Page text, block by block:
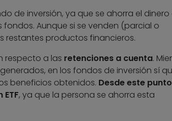
de inversión, ya que se ahorra el dinero
Aunque si se venden (parcial o
restantes productos financieros.
respecto a las retenciones a cuenta.
en los fondos de inversión sí
beneficios obtenidos. Desde este
, ya que la persona se ahorra esta